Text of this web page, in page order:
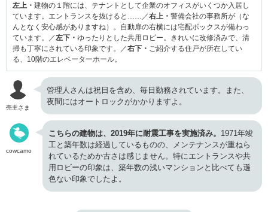
左上・ 建物の１階には、テナントとして企業のオフィスがいくつか入居し
ています。エントランスを抜けると……／右上・ 警備会社の事務所が（な
んとなく安心感がありますね）。自動扉の右横には宅配ボックスが備わっ
ています。／左下・ ゆったりとした共用ロビー。きれいに改修済みで、清
掃も丁寧にされている印象です。／右下・ ご紹介する住戸が所在してい
る、10階のエレベーターホール。
売主さま
管理人さんは祝日を含め、毎日勤務されています。また、
夜間にはオートロックがかかりますよ。
cowcamo
こちらの建物は、2019年に耐震工事を実施済み。 1971年竣
工と築年数は経過しているものの、メンテナンスが重ねら
れているためか古さは感じません。特にエントランスや共
用ロビーの印象は、築年数の浅いマンションと比べても遜
色ない印象でしたよ。